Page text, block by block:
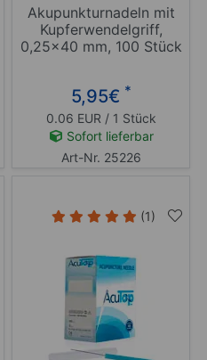
Akupunkturnadeln mit
Kupferwendelgriff,
0,25x40 mm, 100 Stück
5,95€ *
0.06 EUR / 1 Stück
Sofort lieferbar
Art-Nr. 25226
(1)